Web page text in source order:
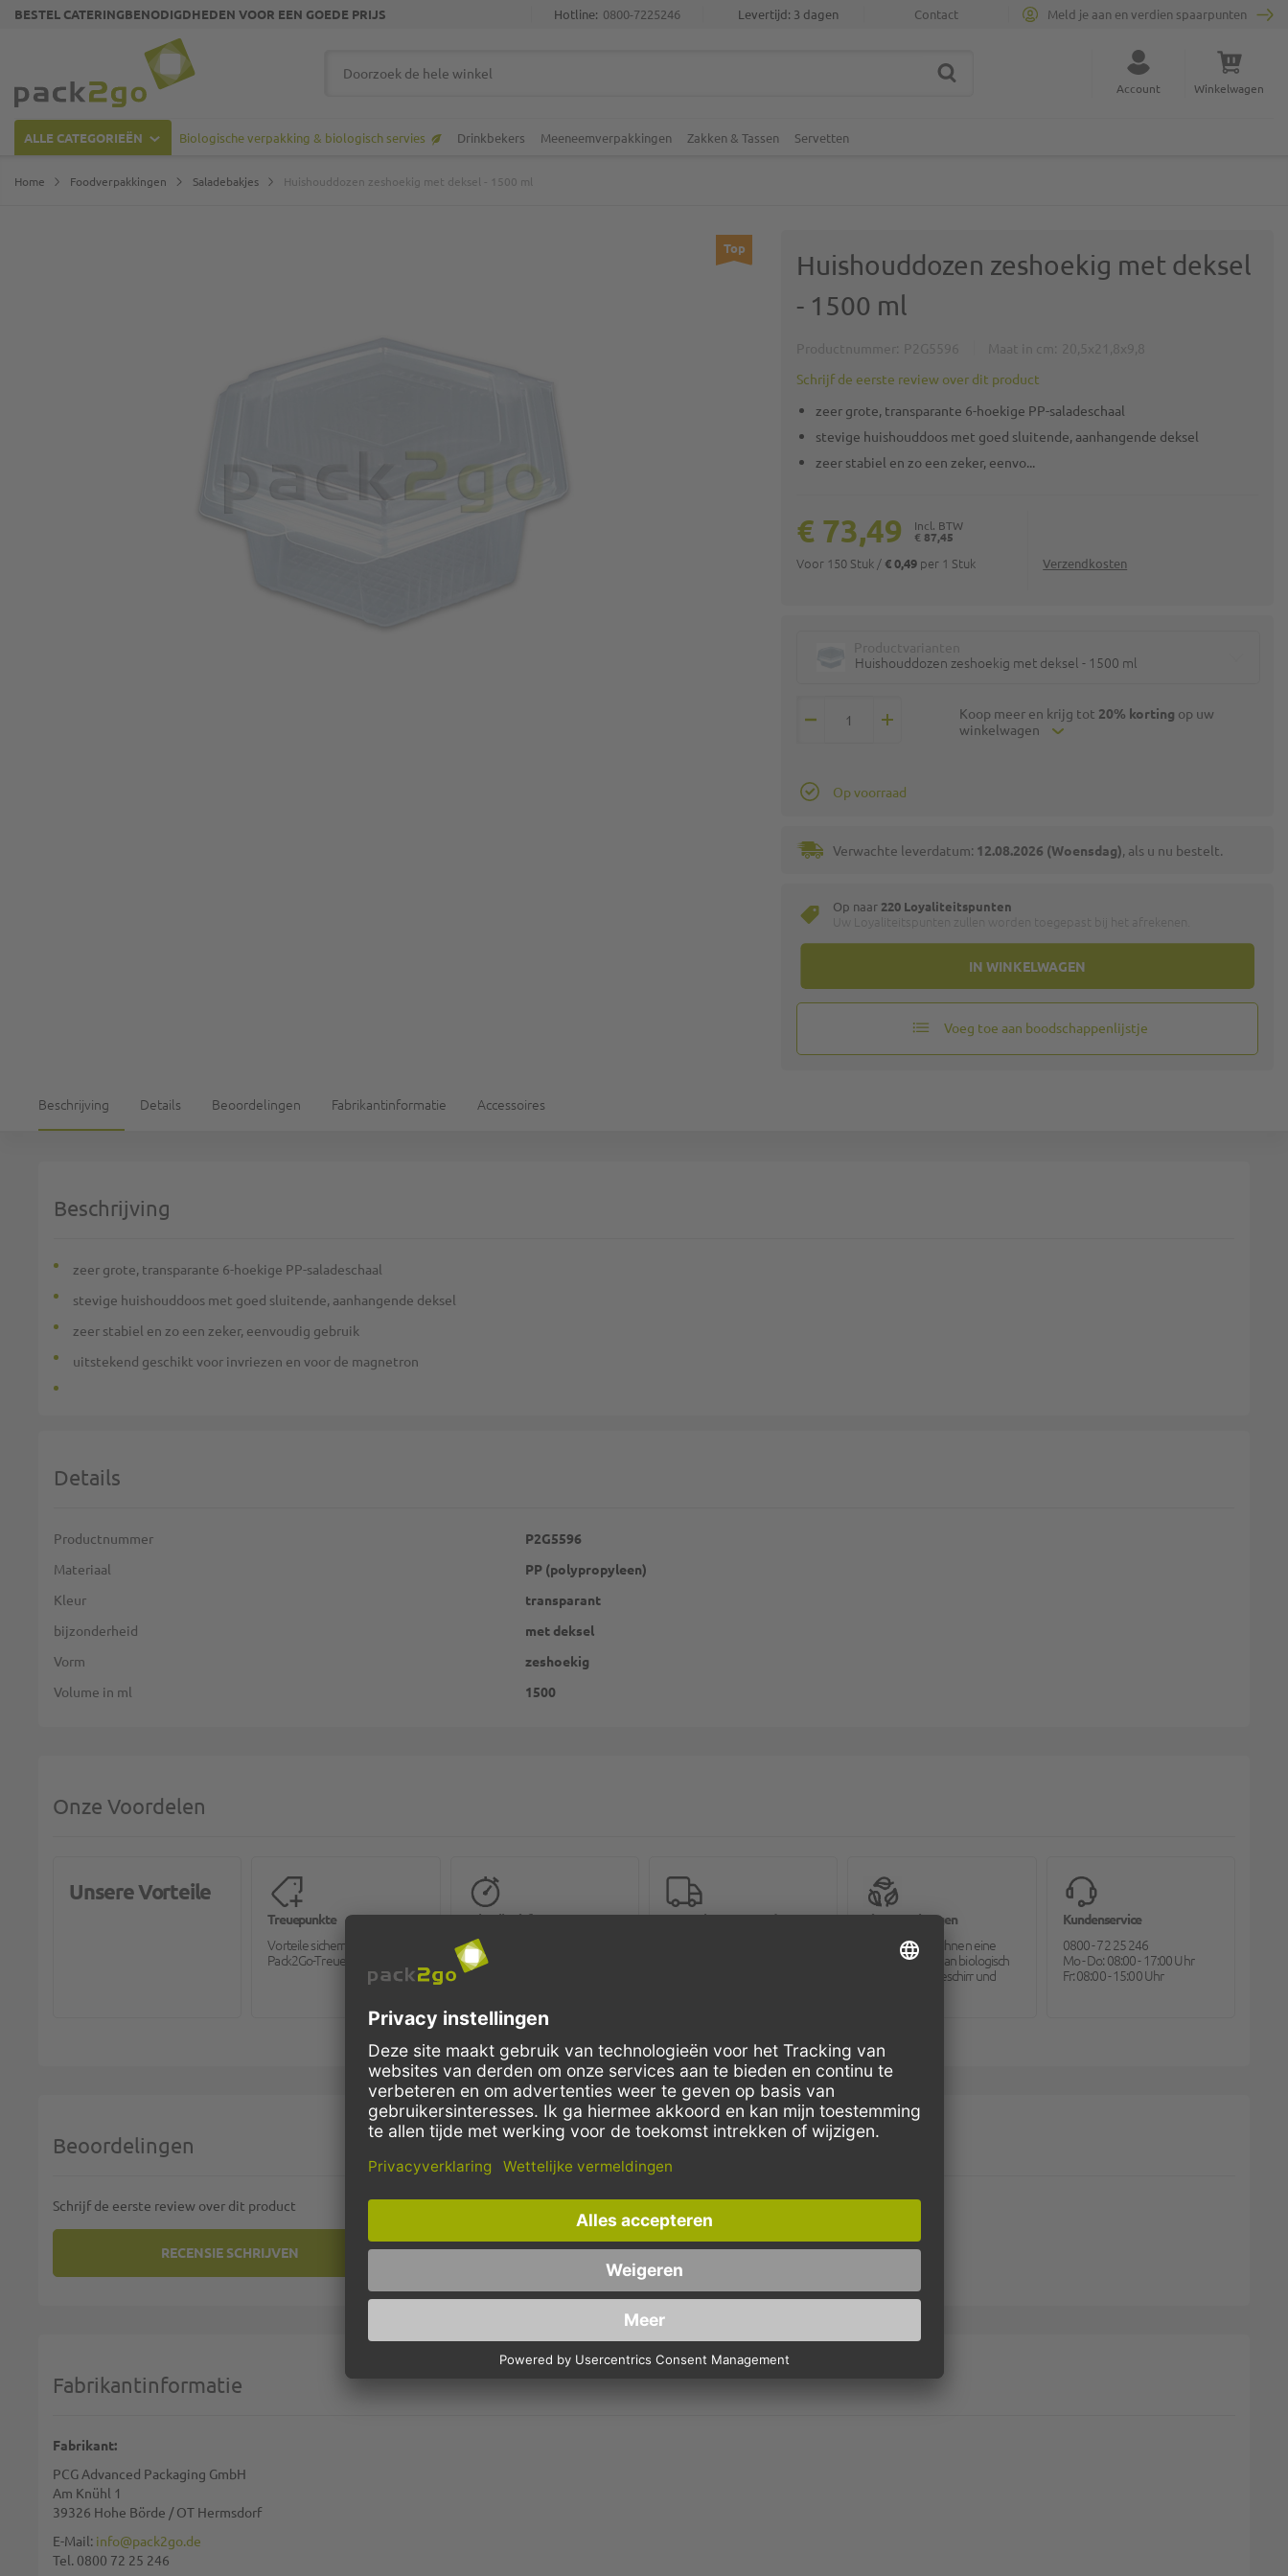
BESTEL CATERINGBENODIGDHEDEN VOOR EEN GOEDE PRIJS Contact
Levertijd: 3 dagen
Hotline: 0800-7225246 Meld je aan en verdien spaarpunten
Sluit zoekopdracht
ZOEK Account Winkelwagen
ALLE CATEGORIEËN Biologische verpakking & biologisch servies Drinkbekers Meeneemverpakkingen Zakken & Tassen Servetten
Home Foodverpakkingen Saladebakjes Huishouddozen zeshoekig met deksel - 1500 ml
Top
Huishouddozen zeshoekig met deksel
- 1500 ml
Schrijf de eerste review over dit product
zeer grote, transparante 6-hoekige PP-saladeschaal
stevige huishouddoos met goed sluitende, aanhangende deksel
zeer stabiel en zo een zeker, eenvo...
Verzendkosten
€ 87,45
€ 73,49
Voor 150 Stuk / € 0,49 per 1 Stuk
Huishouddozen zeshoekig met deksel - 1500 ml
Koop meer en krijg tot 20% korting op uw
winkelwagen
IN WINKELWAGEN
Op voorraad
Verwachte leverdatum: 12.08.2026 (Woensdag) , als u nu bestelt.
Op naar 220 Loyaliteitspunten
Voeg toe aan boodschappenlijstje
Beschrijving Details Beoordelingen Fabrikantinformatie Accessoires
Beschrijving
zeer grote, transparante 6-hoekige PP-saladeschaal
stevige huishouddoos met goed sluitende, aanhangende deksel
zeer stabiel en zo een zeker, eenvoudig gebruik
uitstekend geschikt voor invriezen en voor de magnetron
Details
Meer informatie
Productnummer
P2G5596
Materiaal
PP (polypropyleen)
Kleur
transparant
bijzonderheid
met deksel
Vorm
zeshoekig
Volume in ml
1500
Onze Voordelen
Unsere Vorteile
Treuepunkte
Vorteile sichern mit dem
Pack2Go-Treueprogramm.
Schnelle Lieferung
Bestellungen bis 10 Uhr,
werden in der Regel noch am
selben Tag verschickt.
Kostenloser Versand Bioverpackungen
Pack2go bietet Ihnen eine
große Auswahl an biologisch
abbaubarem Geschirr und
Kundenservice
0800 - 72 25 246
Mo - Do: 08:00 - 17:00 Uhr
Fr: 08:00 - 15:00 Uhr
Beoordelingen
Schrijf de eerste review over dit product
RECENSIE SCHRIJVEN
HUISHOUDDOZEN ZESHOEKIG MET DEKSEL - 1500 ML
Samenvatting:
Fabrikantinformatie
Fabrikant:
PCG Advanced Packaging GmbH
Am Knühl 1
39326 Hohe Börde / OT Hermsdorf
E-Mail: info@pack2go.de
Tel. 0800 72 25 246